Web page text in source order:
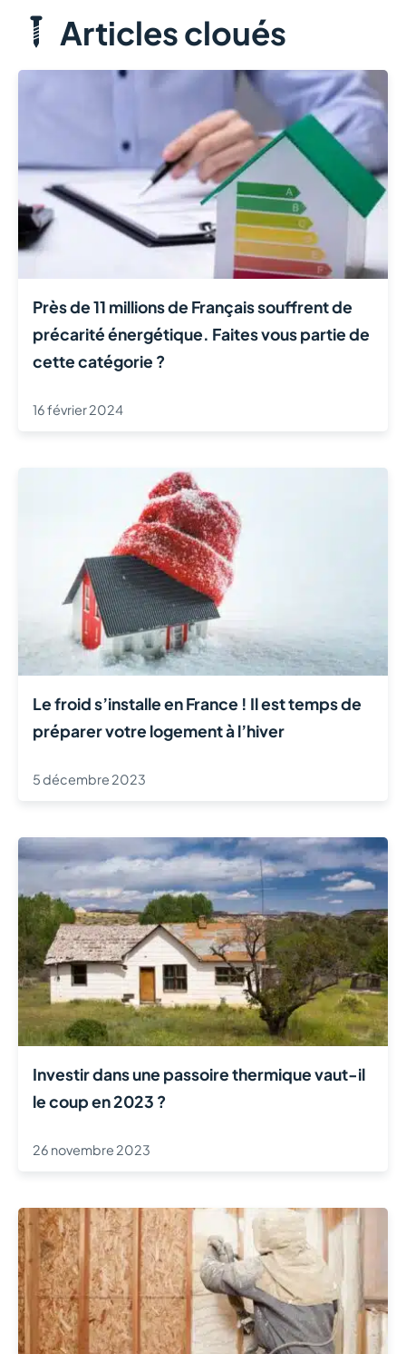
Articles cloués
Près de 11 millions de Français souffrent de
précarité énergétique. Faites vous partie de
cette catégorie ?
16 février 2024
Le froid s’installe en France ! Il est temps de
préparer votre logement à l’hiver
5 décembre 2023
Investir dans une passoire thermique vaut-il
le coup en 2023 ?
26 novembre 2023